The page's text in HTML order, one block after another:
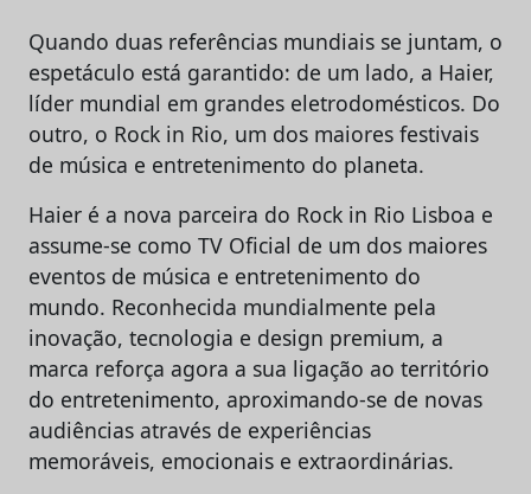
Quando duas referências mundiais se juntam, o
espetáculo está garantido: de um lado, a Haier,
líder mundial em grandes eletrodomésticos. Do
outro, o Rock in Rio, um dos maiores festivais
de música e entretenimento do planeta.
Haier é a nova parceira do Rock in Rio Lisboa e
assume-se como TV Oficial de um dos maiores
eventos de música e entretenimento do
mundo. Reconhecida mundialmente pela
inovação, tecnologia e design premium, a
marca reforça agora a sua ligação ao território
do entretenimento, aproximando-se de novas
audiências através de experiências
memoráveis, emocionais e extraordinárias.